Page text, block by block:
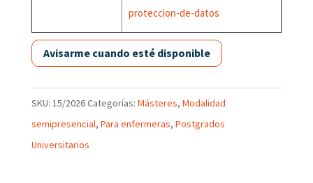
proteccion-de-datos
SKU: 15/2026Categorías: Másteres, Modalidad
semipresencial, Para enfermeras, Postgrados
Universitarios